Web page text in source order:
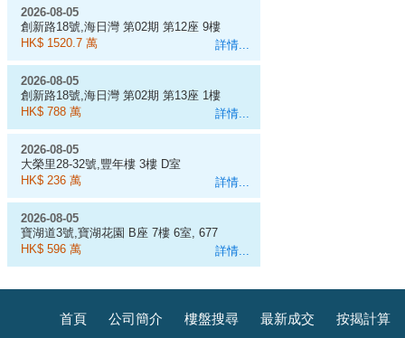
詳情...
2026-08-05
創新路18號,海日灣 第02期 第12座 9樓
D室
HK$ 1520.7 萬
詳情...
2026-08-05
創新路18號,海日灣 第02期 第13座 1樓
E室
HK$ 788 萬
詳情...
2026-08-05
大榮里28-32號,豐年樓 3樓 D室
HK$ 236 萬
詳情...
2026-08-05
寶湖道3號,寶湖花園 B座 7樓 6室, 677
呎
HK$ 596 萬
首頁 公司簡介 樓盤搜尋 最新成交 按揭計算